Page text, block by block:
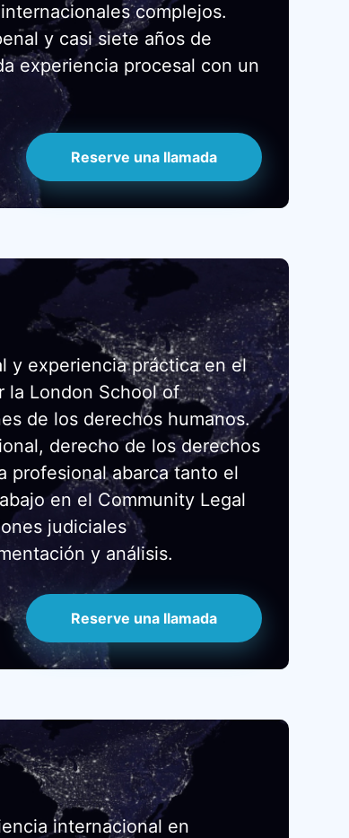
complejos.
y casi siete años de
experiencia procesal con un
Reserve una llamada
y experiencia práctica en el
la London School of
de los derechos humanos.
derecho de los derechos
profesional abarca tanto el
en el Community Legal
judiciales
y análisis.
Reserve una llamada
internacional en